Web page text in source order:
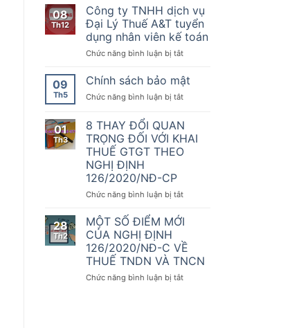
từ,
Nghị
định
ngày
20
3
năm
2025
sửa
điều
Nghị
định
sàng
đồng
hành
cùng
doanh
hộ
doanh
đổi
số
vụ
thứ
1000
ty
TNHH
dịch
vụ
Đại
Thuế
A&T
tuyển
nhân
viên
kế
08
Th12
Công ty TNHH dịch vụ
Đại Lý Thuế A&T tuyển
dụng nhân viên kế toán
Chức năng bình luận bị tắtở
ty
TNHH
dịch
Đại
Lý
nhân
kế
toán
09
Th5
Chính sách bảo mật
Chức năng bình luận bị tắtở
sách
bảo
mật
01
Th3
8 THAY ĐỔI QUAN
TRỌNG ĐỐI VỚI KHAI
THUẾ GTGT THEO
NGHỊ ĐỊNH
126/2020/NĐ-CP
Chức năng bình luận bị tắtở
THAY
ĐỔI
QUAN
TRỌNG
ĐỐI
VỚI
28
Th2
MỘT SỐ ĐIỂM MỚI
CỦA NGHỊ ĐỊNH
126/2020/NĐ-C VỀ
THUẾ TNDN VÀ TNCN
Chức năng bình luận bị tắtở